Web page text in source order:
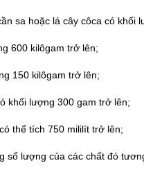
sa hoặc lá cây côca có khối
600 kilôgam trở lên;
150 kilôgam trở lên;
khối lượng 300 gam trở lên;
thể tích 750 mililít trở lên;
số lượng của các chất đó